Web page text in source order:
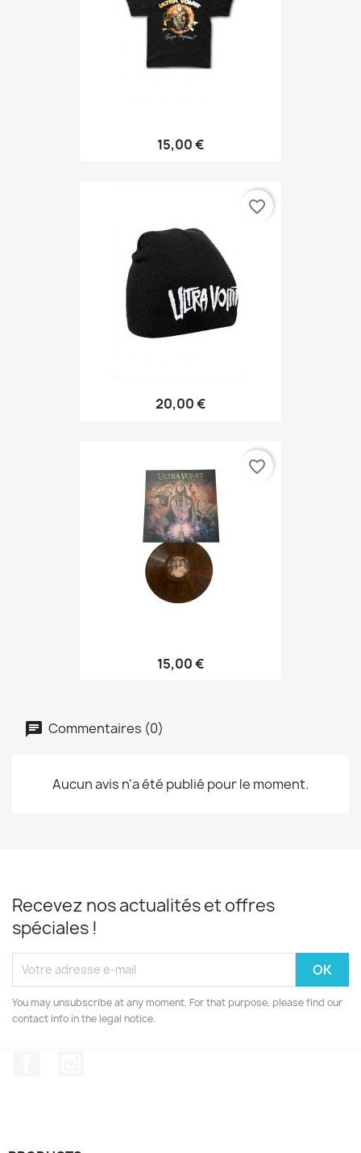
15,00 €
20,00 €
favorite_border
15,00 €
favorite_border
Commentaires (0)
Aucun avis n'a été publié pour le moment.
Recevez nos actualités et offres
spéciales !
You may unsubscribe at any moment. For that purpose, please find our
contact info in the legal notice.